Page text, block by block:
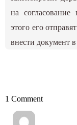
на согласование
этого его
внести документ
1 Comment